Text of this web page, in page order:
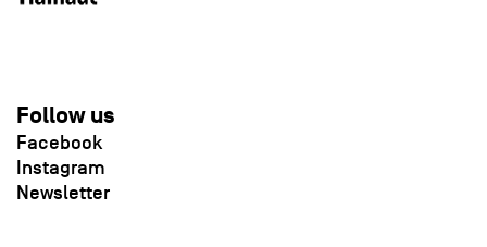
Follow us
Facebook
Instagram
Newsletter